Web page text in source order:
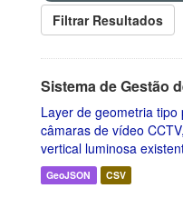
Filtrar Resultados
Sistema de Gestão
Layer de geometria
câmaras de vídeo
vertical luminosa
GeoJSON CSV